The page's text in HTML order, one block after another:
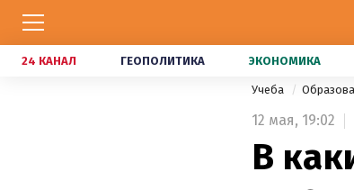
24 КАНАЛ ГЕОПОЛИТИКА ЭКОНОМИКА
Учеба
12 мая, 19:02
В